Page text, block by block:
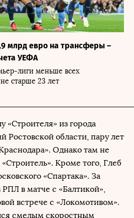
млрд евро на трансферы –
УЕФА
лиги меньше всех
старше 23 лет
«Строителя» из города
области, пару лет
Однако там не
Кроме того, Глеб
«Спартака». За
в матче с «Балтикой»,
встрече с «Локомотивом».
смелым скоростным